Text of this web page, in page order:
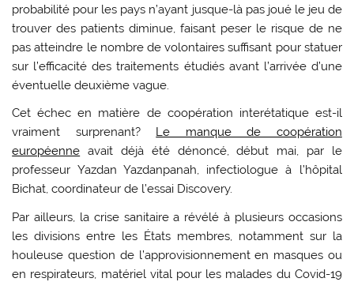
probabilité pour les pays n’ayant jusque-là pas joué le jeu de
trouver des patients diminue, faisant peser le risque de ne
pas atteindre le nombre de volontaires suffisant pour statuer
sur l’efficacité des traitements étudiés avant l’arrivée d’une
éventuelle deuxième vague.
Cet échec en matière de coopération interétatique est-il
vraiment surprenant? Le manque de coopération
européenne avait déjà été dénoncé, début mai, par le
professeur Yazdan Yazdanpanah, infectiologue à l’hôpital
Bichat, coordinateur de l’essai Discovery.
Par ailleurs, la crise sanitaire a révélé à plusieurs occasions
les divisions entre les États membres, notamment sur la
houleuse question de l’approvisionnement en masques ou
en respirateurs, matériel vital pour les malades du Covid-19